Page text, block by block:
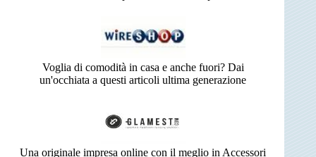
Voglia di comodità in casa e anche fuori? Dai
un'occhiata a questi articoli ultima generazione
Una originale impresa online con il meglio in Accessori